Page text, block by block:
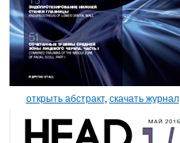
открыть абстракт, скачать журнал